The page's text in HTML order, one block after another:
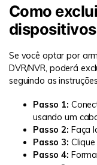
Como
Se você optar por
DVR/NVR, poderá
seguindo as
Passo 1:
usando um
Passo 2: Faça
Passo 3:
Passo 4: